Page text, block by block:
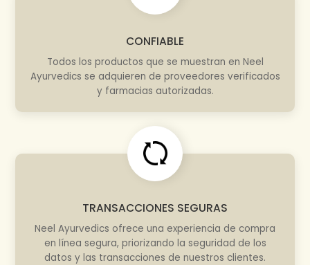
CONFIABLE
Todos los productos que se muestran en Neel
Ayurvedics se adquieren de proveedores verificados
y farmacias autorizadas.
TRANSACCIONES SEGURAS
Neel Ayurvedics ofrece una experiencia de compra
en línea segura, priorizando la seguridad de los
datos y las transacciones de nuestros clientes.